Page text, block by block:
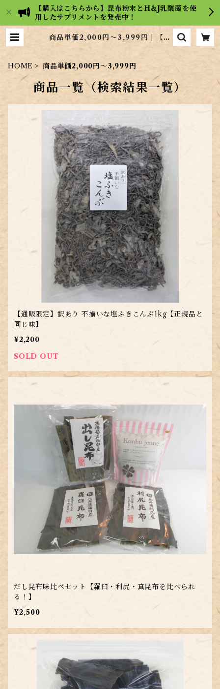
【購入はこちらから】昆布粉末とH&J乳酸菌を使
用したサプリメントを発売中！
商品単価2,000円～3,999円 | 【広
HOME
商品単価2,000円～3,999円
商品一覧（検索結果一覧）
【通販限定】訳あり 不揃いな塩ふきこんぶ1kg【正規品と
同じ味】
¥2,200
SOLD OUT
だし昆布味比べセット【羅臼・利尻・真昆布を比べられ
る！】
¥2,500